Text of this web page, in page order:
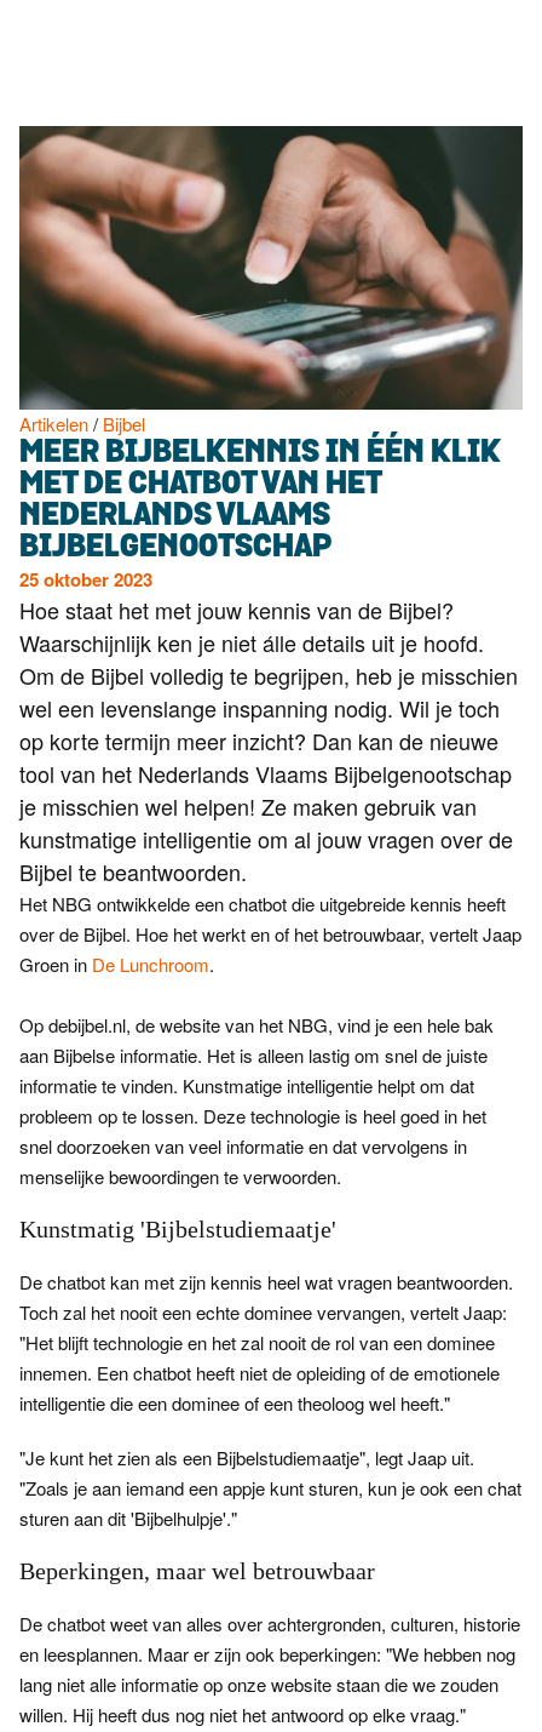
Artikelen/ Bijbel
MEER BIJBELKENNIS IN ÉÉN KLIK
MET DE CHATBOT VAN HET
NEDERLANDS VLAAMS
BIJBELGENOOTSCHAP
25 oktober 2023
Hoe staat het met jouw kennis van de Bijbel?
Waarschijnlijk ken je niet álle details uit je hoofd.
Om de Bijbel volledig te begrijpen, heb je misschien
wel een levenslange inspanning nodig. Wil je toch
op korte termijn meer inzicht? Dan kan de nieuwe
tool van het Nederlands Vlaams Bijbelgenootschap
je misschien wel helpen! Ze maken gebruik van
kunstmatige intelligentie om al jouw vragen over de
Bijbel te beantwoorden.
Het NBG ontwikkelde een chatbot die uitgebreide kennis heeft
over de Bijbel. Hoe het werkt en of het betrouwbaar, vertelt Jaap
Groen in De Lunchroom.
Op debijbel.nl, de website van het NBG, vind je een hele bak
aan Bijbelse informatie. Het is alleen lastig om snel de juiste
informatie te vinden. Kunstmatige intelligentie helpt om dat
probleem op te lossen. Deze technologie is heel goed in het
snel doorzoeken van veel informatie en dat vervolgens in
menselijke bewoordingen te verwoorden.
Kunstmatig 'Bijbelstudiemaatje'
De chatbot kan met zijn kennis heel wat vragen beantwoorden.
Toch zal het nooit een echte dominee vervangen, vertelt Jaap:
"Het blijft technologie en het zal nooit de rol van een dominee
innemen. Een chatbot heeft niet de opleiding of de emotionele
intelligentie die een dominee of een theoloog wel heeft."
"Je kunt het zien als een Bijbelstudiemaatje", legt Jaap uit.
"Zoals je aan iemand een appje kunt sturen, kun je ook een chat
sturen aan dit 'Bijbelhulpje'."
Beperkingen, maar wel betrouwbaar
De chatbot weet van alles over achtergronden, culturen, historie
en leesplannen. Maar er zijn ook beperkingen: "We hebben nog
lang niet alle informatie op onze website staan die we zouden
willen. Hij heeft dus nog niet het antwoord op elke vraag."
Podcasts
Muziek
Artikelen
Kanalen
onze
missie
Info
Word
nu
vriend
Businessclub
Adverteren
Winkel
Privacy
reglement
Algemene
voorwaarden